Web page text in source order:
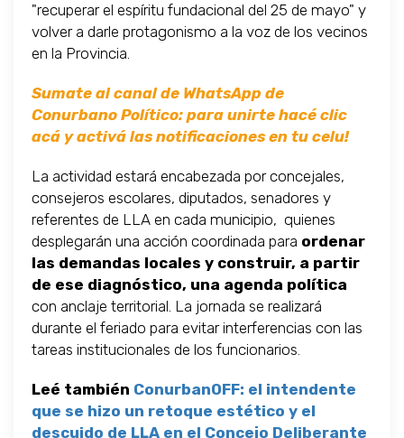
"recuperar el espíritu fundacional del 25 de mayo" y
volver a darle protagonismo a la voz de los vecinos
en la Provincia.
Sumate al canal de WhatsApp de
Conurbano Político: para unirte hacé clic
acá y activá las notificaciones en tu celu!
La actividad estará encabezada por concejales,
consejeros escolares, diputados, senadores y
referentes de LLA en cada municipio, quienes
desplegarán una acción coordinada para ordenar
las demandas locales y construir, a partir
de ese diagnóstico, una agenda política
con anclaje territorial. La jornada se realizará
durante el feriado para evitar interferencias con las
tareas institucionales de los funcionarios.
Leé también ConurbanOFF: el intendente
que se hizo un retoque estético y el
descuido de LLA en el Concejo Deliberante